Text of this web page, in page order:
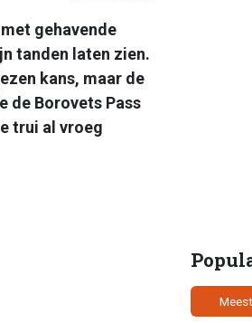
gehavende
tanden laten zien.
kans, maar de
de Borovets Pass
trui al vroeg